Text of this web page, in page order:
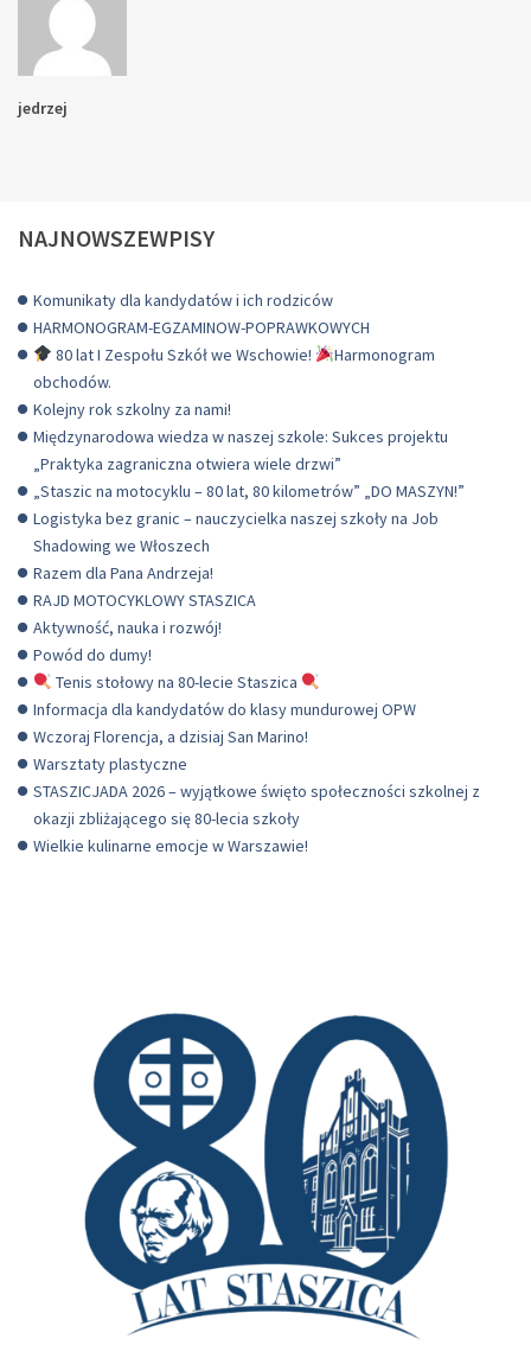
jedrzej
NAJNOWSZEWPISY
Komunikaty dla kandydatów i ich rodziców
HARMONOGRAM-EGZAMINOW-POPRAWKOWYCH
80 lat I Zespołu Szkół we Wschowie!
Harmonogram
obchodów.
Kolejny rok szkolny za nami!
Międzynarodowa wiedza w naszej szkole: Sukces projektu
„Praktyka zagraniczna otwiera wiele drzwi”
„Staszic na motocyklu – 80 lat, 80 kilometrów” „DO MASZYN!”
Logistyka bez granic – nauczycielka naszej szkoły na Job
Shadowing we Włoszech
Razem dla Pana Andrzeja!
RAJD MOTOCYKLOWY STASZICA
Aktywność, nauka i rozwój!
Powód do dumy!
Tenis stołowy na 80-lecie Staszica
Informacja dla kandydatów do klasy mundurowej OPW
Wczoraj Florencja, a dzisiaj San Marino!
Warsztaty plastyczne
STASZICJADA 2026 – wyjątkowe święto społeczności szkolnej z
okazji zbliżającego się 80-lecia szkoły
Wielkie kulinarne emocje w Warszawie!